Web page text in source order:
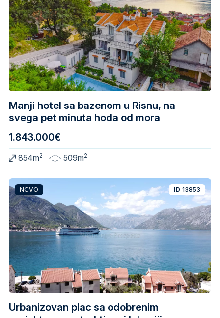
Manji hotel sa bazenom u Risnu, na
svega pet minuta hoda od mora
1.843.000€
854m2 509m2
Urbanizovan plac sa odobrenim
NOVO ID 13853